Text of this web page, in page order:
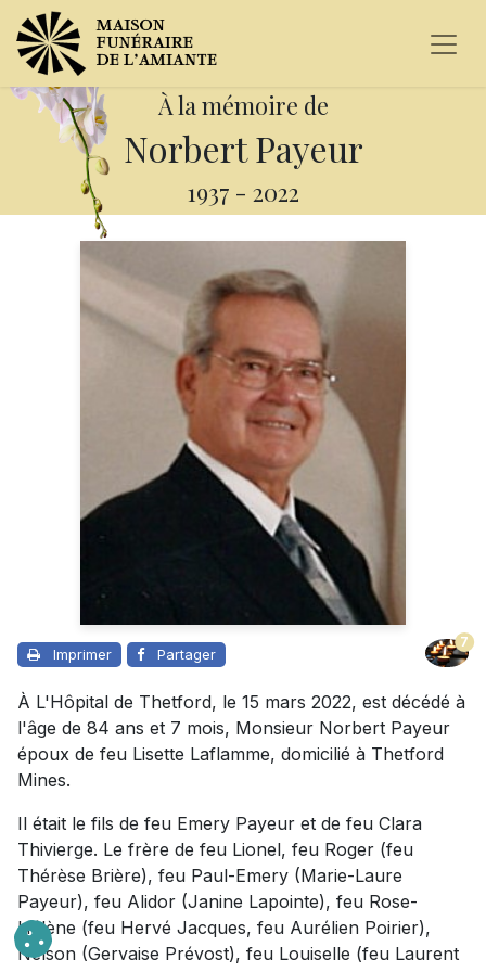
À la mémoire de
Norbert Payeur
1937 - 2022
Imprimer Partager
7
À L'Hôpital de Thetford, le 15 mars 2022, est décédé à
l'âge de 84 ans et 7 mois, Monsieur Norbert Payeur
époux de feu Lisette Laflamme, domicilié à Thetford
Mines.
Il était le fils de feu Emery Payeur et de feu Clara
Thivierge. Le frère de feu Lionel, feu Roger (feu
Thérèse Brière), feu Paul-Emery (Marie-Laure
Payeur), feu Alidor (Janine Lapointe), feu Rose-
Hélène (feu Hervé Jacques, feu Aurélien Poirier),
Nelson (Gervaise Prévost), feu Louiselle (feu Laurent